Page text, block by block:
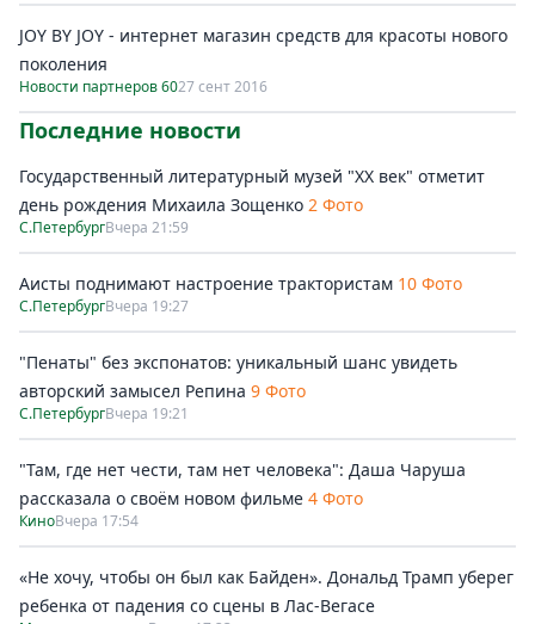
JOY BY JOY - интернет магазин средств для красоты нового
поколения
Новости партнеров 6027 сент 2016
Последние новости
Государственный литературный музей "ХХ век" отметит
день рождения Михаила Зощенко 2 Фото
С.ПетербургВчера 21:59
Аисты поднимают настроение трактористам 10 Фото
С.ПетербургВчера 19:27
"Пенаты" без экспонатов: уникальный шанс увидеть
авторский замысел Репина 9 Фото
С.ПетербургВчера 19:21
"Там, где нет чести, там нет человека": Даша Чаруша
рассказала о своём новом фильме 4 Фото
КиноВчера 17:54
«Не хочу, чтобы он был как Байден». Дональд Трамп уберег
ребенка от падения со сцены в Лас-Вегасе